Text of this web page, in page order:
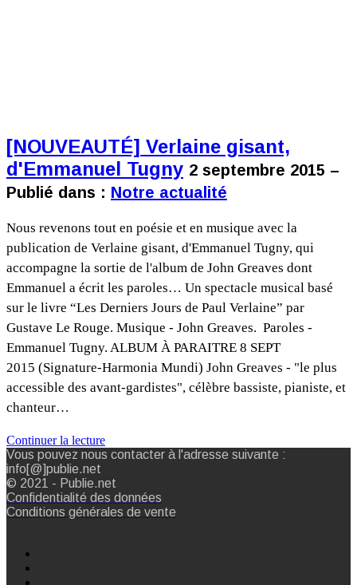
[NOUVEAUTÉ] Verlaine gisant,
d'Emmanuel Tugny 2 septembre 2015 –
Publié dans : Notre actualité
Nous revenons tout en poésie et en musique avec la
publication de Verlaine gisant, d'Emmanuel Tugny, qui
accompagne la sortie de l'album de John Greaves dont
Emmanuel a écrit les paroles… Un spectacle musical basé
sur le livre “Les Derniers Jours de Paul Verlaine” par
Gustave Le Rouge. Musique - John Greaves. Paroles -
Emmanuel Tugny. ALBUM À PARAITRE 8 SEPT
2015 (Signature-Harmonia Mundi) John Greaves - "le plus
accessible des avant-gardistes", célèbre bassiste, pianiste, et
chanteur…
Continuer la lecture
Vous pouvez nous contacter à l'adresse suivante :
info[@]publie.net
© 2021 - Publie.net
Confidentialité des données
Conditions générales de vente